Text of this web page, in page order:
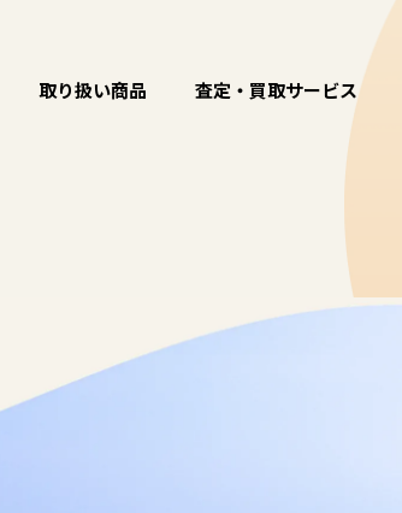
取り扱い商品 査定・買取サービス